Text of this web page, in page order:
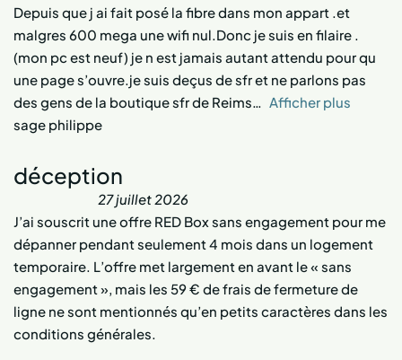
Depuis que j ai fait posé la fibre dans mon appart .et
malgres 600 mega une wifi nul.Donc je suis en filaire .
(mon pc est neuf) je n est jamais autant attendu pour qu
une page s’ouvre.je suis deçus de sfr et ne parlons pas
des gens de la boutique sfr de Reims
Afficher plus
sage philippe
déception
27 juillet 2026
J’ai souscrit une offre RED Box sans engagement pour me
dépanner pendant seulement 4 mois dans un logement
temporaire. L’offre met largement en avant le « sans
engagement », mais les 59 € de frais de fermeture de
ligne ne sont mentionnés qu’en petits caractères dans les
conditions générales.